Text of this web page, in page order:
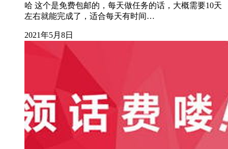
哈 这个是免费包邮的，每天做任务的话，大概需要10天
左右就能完成了，适合每天有时间…
2021年5月8日